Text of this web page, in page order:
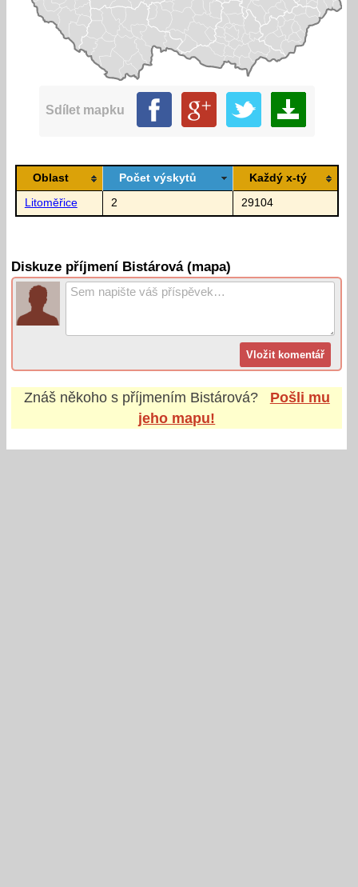
Sdílet mapku
Oblast Počet výskytů Každý x-tý
Litoměřice 2 29104
Diskuze příjmení Bistárová (mapa)
Znáš někoho s příjmením Bistárová?
Pošli mu
jeho mapu!